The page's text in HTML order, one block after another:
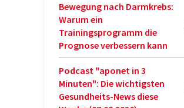
Bewegung nach Darmkrebs:
Warum ein
Trainingsprogramm die
Prognose verbessern kann
Podcast "aponet in 3
Minuten": Die wichtigsten
Gesundheits-News diese